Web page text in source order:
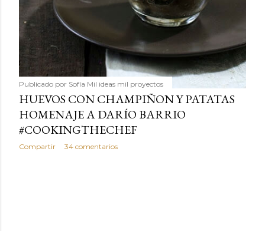
Publicado por Sofía Mil ideas mil proyectos
HUEVOS CON CHAMPIÑON Y PATATAS
HOMENAJE A DARÍO BARRIO
#COOKINGTHECHEF
Compartir 34 comentarios